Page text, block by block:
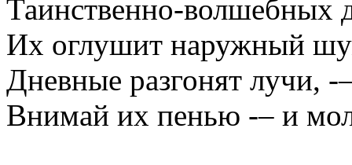
Таинственно-волшебных
Их оглушит наружный
Дневные разгонят лучи, -
Внимай их пенью -– и